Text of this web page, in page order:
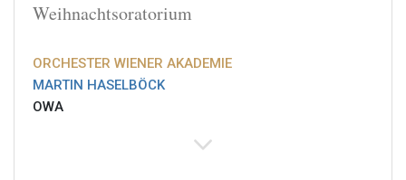
Weihnachtsoratorium
ORCHESTER WIENER AKADEMIE
MARTIN HASELBÖCK
OWA